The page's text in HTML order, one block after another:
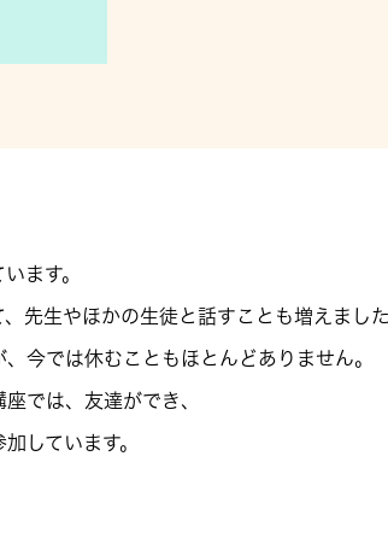
ます。
先生やほかの生徒と話すことも増えまし
今では休むこともほとんどありません。
では、友達ができ、
しています。